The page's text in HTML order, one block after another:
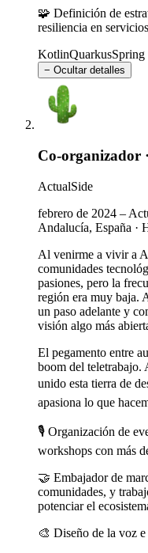
🧩 Definición de
resiliencia en
KotlinQuarkus
− Ocultar detalles
Co-organizador ·
ActualSide
febrero de 2024 –
Andalucía, España ·
Al venirme a vivir a
comunidades
pasiones, pero la
región era muy baja.
un paso adelante y
visión algo más
El pegamento entre
boom del teletrabajo.
unido esta tierra de
apasiona lo que
🎙️ Organización de
workshops con más
🤝 Embajador de
comunidades, y
potenciar el
🎨 Diseño de la voz